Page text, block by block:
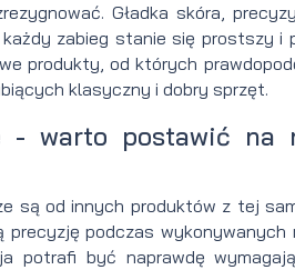
Gładka skóra,
zabieg stanie się prostszy i
produkty, od których
klasyczny i dobry sprzęt.
- warto postawić na
są od innych produktów z tej
precyzję podczas wykonywanych
potrafi być naprawdę